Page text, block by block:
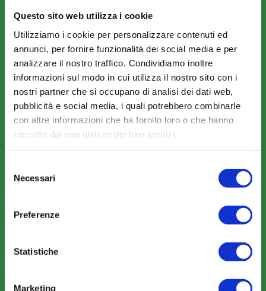
Questo sito web utilizza i cookie
Utilizziamo i cookie per personalizzare contenuti ed
annunci, per fornire funzionalità dei social media e per
analizzare il nostro traffico. Condividiamo inoltre
informazioni sul modo in cui utilizza il nostro sito con i
nostri partner che si occupano di analisi dei dati web,
pubblicità e social media, i quali potrebbero combinarle
con altre informazioni che ha fornito loro o che hanno
raccolto dal suo utilizzo dei loro servizi.
delNecessari
Preferenze
Statistiche
Marketing
Modalità di adesione
Mobilità e Portabilità
Strumenti
COMUNICAZIONI
Eventi
Sfoglia la nostra brochure